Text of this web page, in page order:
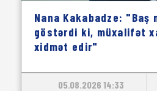
Nana Kakabadze:
göstərdi ki, müxalifət
xidmət edir"
05.08.2026 14:33